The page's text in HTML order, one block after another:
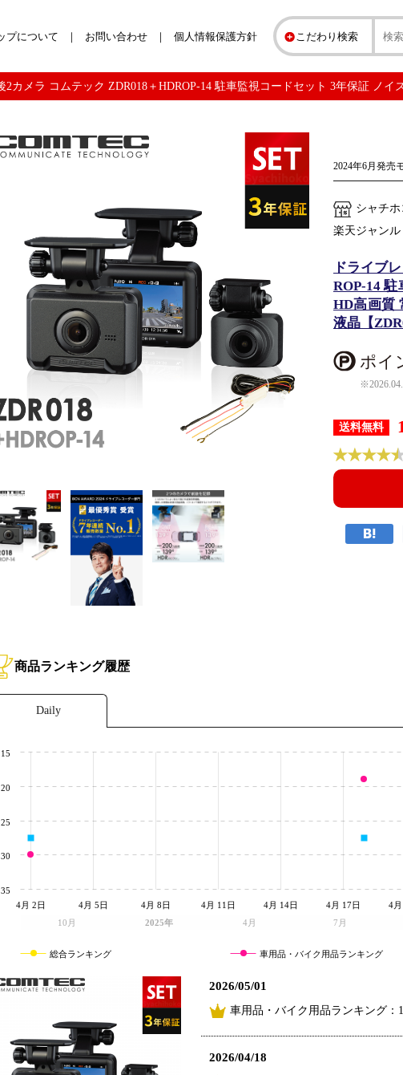
こだわり検索
プについて お問い合わせ 個人情報保護方針
2カメラ コムテック ZDR018＋HDROP-14 駐車監視コードセット 3年保証 ノイ
2024年6月発売
シャチ
楽天ジャン
ドライブ
ROP-14
HD高画質
液晶【
ポイ
送料無料
商品ランキング履歴
Daily
10月 2025年 4月 7月
4月 2日 4月 5日 4月 8日 4月 11日 4月 14日 4月 17日 4月
15
20
25
30
35
総合ランキング 車用品・バイク用品ランキング
2026/05/01
車用品・バイク用品ランキング：
2026/04/18